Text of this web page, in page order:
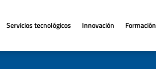
Servicios tecnológicos Innovación Formación